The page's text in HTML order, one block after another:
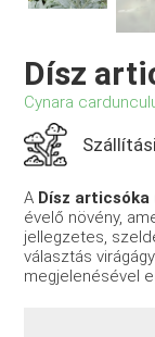
Dísz
Cynara
A Dísz articsóka
évelő növény,
jellegzetes,
választás
megjelenésével